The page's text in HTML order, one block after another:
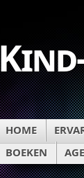
HOME
BOEKEN